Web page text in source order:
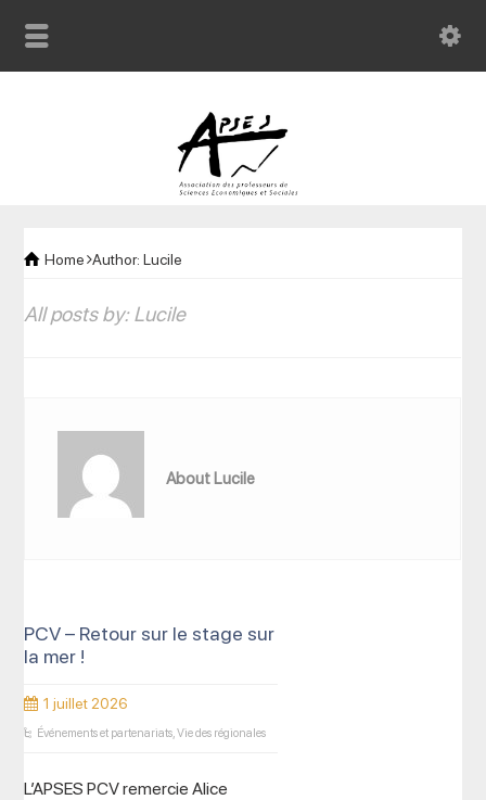
Home Author: Lucile
All posts by: Lucile
About Lucile
PCV – Retour sur le stage sur
la mer !
1 juillet 2026
Événements et partenariats,Vie des régionales
L’APSES PCV remercie Alice